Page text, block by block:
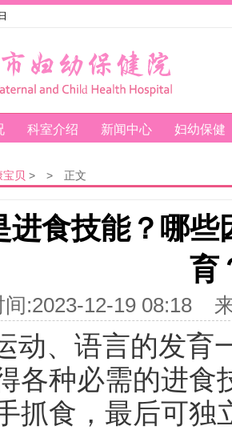
科室介绍 新闻中心 妇幼保健
宝贝 > > 正文
进食技能？哪
育
间:2023-12-19 08:18
动、语言的发育
各种必需的进食
抓食，最后可独